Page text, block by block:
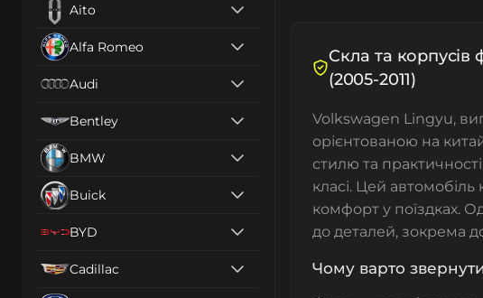
Aito
Alfa Romeo
Audi
Bentley
BMW
Buick
BYD
Cadillac
Cкла та
(2005-2011)
Volkswagen Lingyu,
орієнтованою на
стилю та
класі. Цей автомобіль
комфорт у поїздках.
до деталей, зокрема
Чому варто